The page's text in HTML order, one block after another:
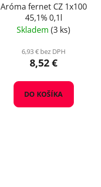
Aróma fernet CZ 1x100
45,1% 0,1l
Skladem (3 ks)
6,93 € bez DPH
8,52 €
DO KOŠÍKA